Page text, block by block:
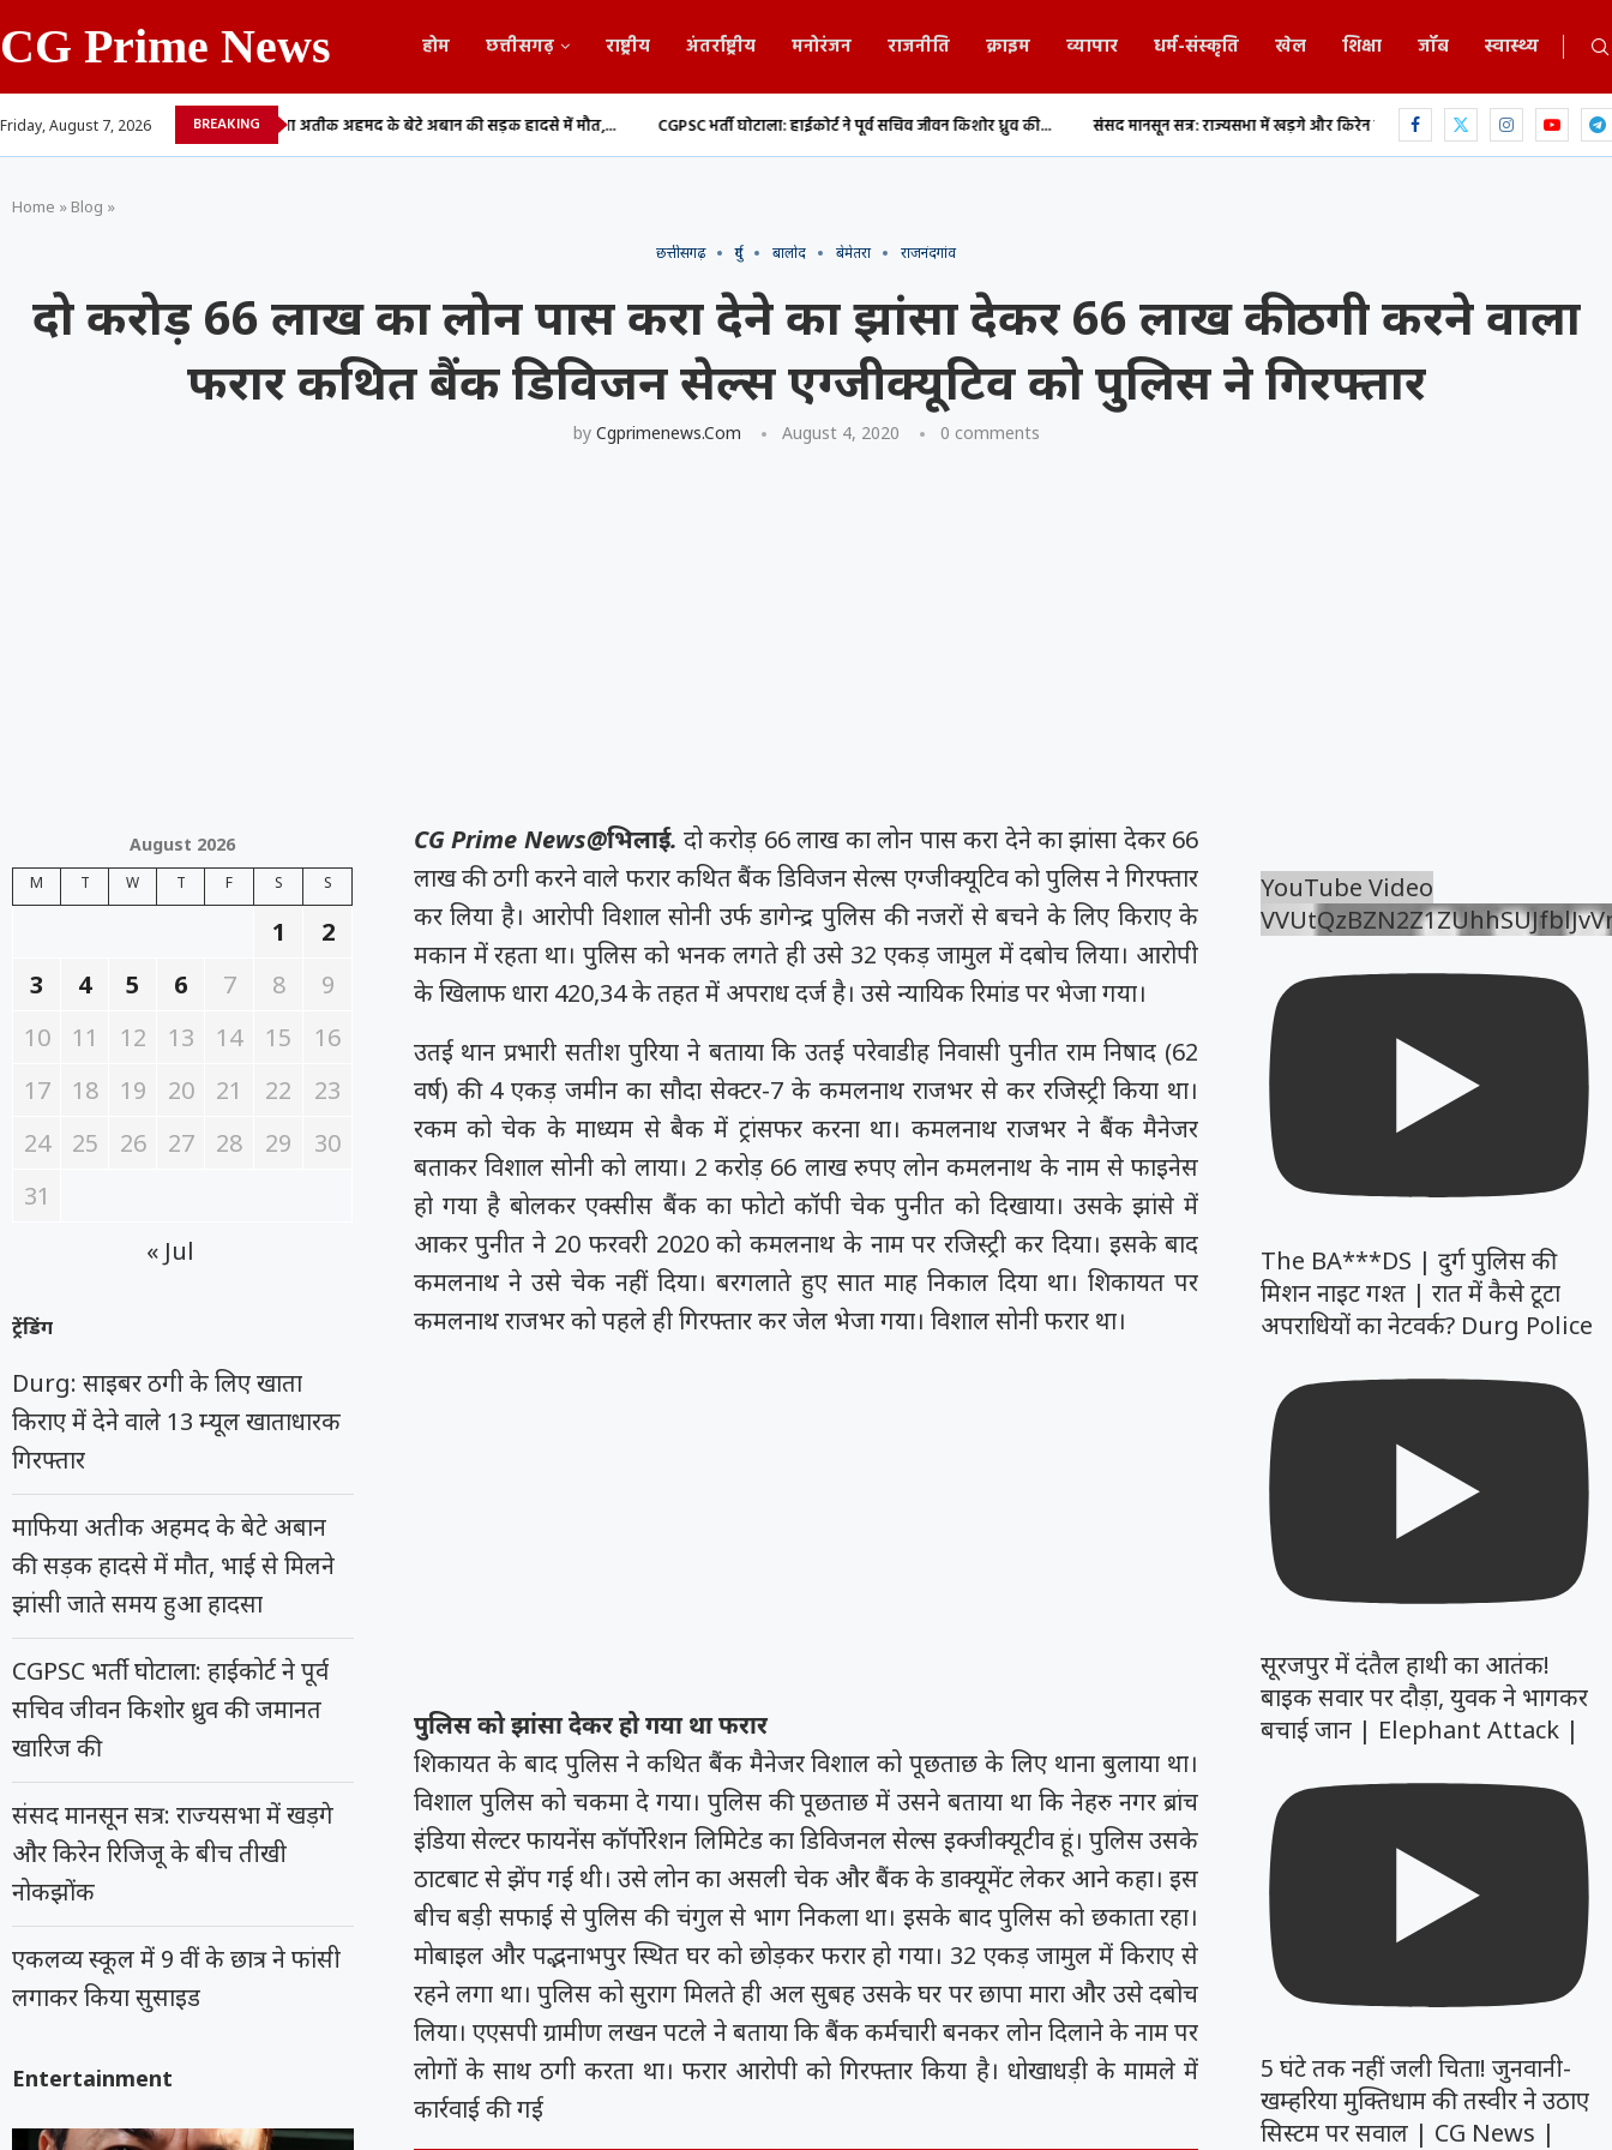
CG Prime News होम छत्तीसगढ़ राष्ट्रीय अंतर्राष्ट्रीय मनोरंजन राजनीति क्राइम व्यापार धर्म-संस्कृति खेल शिक्षा जॉब स्वास्थ्य
Friday, August 7, 2026 BREAKING
देने वाले 13... माफिया अतीक अहमद के बेटे अबान की सड़क हादसे में मौत,... CGPSC भर्ती घोटाला: हाईकोर्ट ने पूर्व सचिव जीवन किशोर ध्रुव की... संसद मानसून सत्र: राज्यसभा में खड़गे और किरेन रिजिजू के बीच... एकलव्य स्कूल में 9 वीं के छात्र ने
Home » Blog »
छत्तीसगढ़ दुर्ग बालोद बेमेतरा राजनंदगांव
दो करोड़ 66 लाख का लोन पास करा देने का झांसा देकर 66 लाख की ठगी करने वाला
फरार कथित बैंक डिविजन सेल्स एग्जीक्यूटिव को पुलिस ने गिरफ्तार
by Cgprimenews.com August 4, 2020 0 comments
CG Prime News@भिलाई. दो करोड़ 66 लाख का लोन पास करा देने का झांसा देकर 66
लाख की ठगी करने वाले फरार कथित बैंक डिविजन सेल्स एग्जीक्यूटिव को पुलिस ने गिरफ्तार
कर लिया है। आरोपी विशाल सोनी उर्फ डागेन्द्र पुलिस की नजरों से बचने के लिए किराए के
मकान में रहता था। पुलिस को भनक लगते ही उसे 32 एकड़ जामुल में दबोच लिया। आरोपी
के खिलाफ धारा 420,34 के तहत में अपराध दर्ज है। उसे न्यायिक रिमांड पर भेजा गया।
उतई थान प्रभारी सतीश पुरिया ने बताया कि उतई परेवाडीह निवासी पुनीत राम निषाद (62
वर्ष) की 4 एकड़ जमीन का सौदा सेक्टर-7 के कमलनाथ राजभर से कर रजिस्ट्री किया था।
रकम को चेक के माध्यम से बैक में ट्रांसफर करना था। कमलनाथ राजभर ने बैंक मैनेजर
बताकर विशाल सोनी को लाया। 2 करोड़ 66 लाख रुपए लोन कमलनाथ के नाम से फाइनेस
हो गया है बोलकर एक्सीस बैंक का फोटो कॉपी चेक पुनीत को दिखाया। उसके झांसे में
आकर पुनीत ने 20 फरवरी 2020 को कमलनाथ के नाम पर रजिस्ट्री कर दिया। इसके बाद
कमलनाथ ने उसे चेक नहीं दिया। बरगलाते हुए सात माह निकाल दिया था। शिकायत पर
कमलनाथ राजभर को पहले ही गिरफ्तार कर जेल भेजा गया। विशाल सोनी फरार था।
पुलिस को झांसा देकर हो गया था फरार
शिकायत के बाद पुलिस ने कथित बैंक मैनेजर विशाल को पूछताछ के लिए थाना बुलाया था।
विशाल पुलिस को चकमा दे गया। पुलिस की पूछताछ में उसने बताया था कि नेहरु नगर ब्रांच
इंडिया सेल्टर फायनेंस कॉर्पोरेशन लिमिटेड का डिविजनल सेल्स इक्जीक्यूटीव हूं। पुलिस उसके
ठाटबाट से झेंप गई थी। उसे लोन का असली चेक और बैंक के डाक्यूमेंट लेकर आने कहा। इस
बीच बड़ी सफाई से पुलिस की चंगुल से भाग निकला था। इसके बाद पुलिस को छकाता रहा।
मोबाइल और पद्भनाभपुर स्थित घर को छोड़कर फरार हो गया। 32 एकड़ जामुल में किराए से
रहने लगा था। पुलिस को सुराग मिलते ही अल सुबह उसके घर पर छापा मारा और उसे दबोच
लिया। एएसपी ग्रामीण लखन पटले ने बताया कि बैंक कर्मचारी बनकर लोन दिलाने के नाम पर
लोगों के साथ ठगी करता था। फरार आरोपी को गिरफ्तार किया है। धोखाधड़ी के मामले में
कार्रवाई की गई
YouTube Video
The BA***DS | दुर्ग पुलिस की
मिशन नाइट गश्त | रात में कैसे टूटा
अपराधियों का नेटवर्क? Durg Police
सूरजपुर में दंतैल हाथी का आतंक!
बाइक सवार पर दौड़ा, युवक ने भागकर
बचाई जान | Elephant Attack |
5 घंटे तक नहीं जली चिता! जुनवानी-
खम्हरिया मुक्तिधाम की तस्वीर ने उठाए
सिस्टम पर सवाल | CG News |
August 2026
M T W T F S S
1
2
3
4 5 6 7 8
9
10
11 12 13 14 15
16
17
18 19 20 21 22
23
24
25 26 27 28 29
30
31
« Jul
ट्रेंडिंग
Durg: साइबर ठगी के लिए खाता
किराए में देने वाले 13 म्यूल खाताधारक
गिरफ्तार
माफिया अतीक अहमद के बेटे अबान
की सड़क हादसे में मौत, भाई से मिलने
झांसी जाते समय हुआ हादसा
CGPSC भर्ती घोटाला: हाईकोर्ट ने पूर्व
सचिव जीवन किशोर ध्रुव की जमानत
खारिज की
संसद मानसून सत्र: राज्यसभा में खड़गे
और किरेन रिजिजू के बीच तीखी
नोकझोंक
एकलव्य स्कूल में 9 वीं के छात्र ने फांसी
लगाकर किया सुसाइड
Entertainment